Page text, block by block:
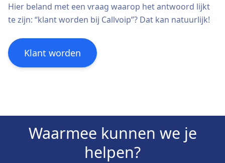
Hier beland met een vraag waarop het antwoord lijkt
te zijn: “klant worden bij Callvoip”? Dat kan natuurlijk!
Klant worden
Waarmee kunnen we je
helpen?